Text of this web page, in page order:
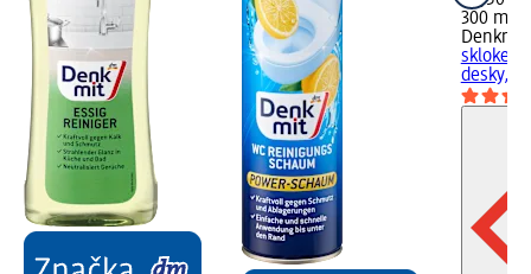
300 ml
Denkmit
desky,